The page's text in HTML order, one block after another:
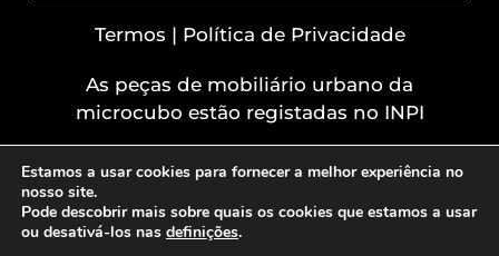
Termos | Política de Privacidade
As peças de mobiliário urbano da
microcubo estão registadas no INPI
Estamos a usar cookies para fornecer a melhor experiência no
nosso site.
Pode descobrir mais sobre quais os cookies que estamos a usar
ou desativá-los nas definições.